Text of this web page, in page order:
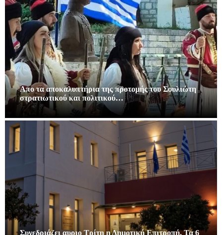
Απο τα αποκαλυπτήρια της προτομής του Σουλιώτη
στρατιωτικού και πολιτικού…
Συνεδριάζει αυριο Τρίτη η Δημοτική Επιτροπή. Τα 6